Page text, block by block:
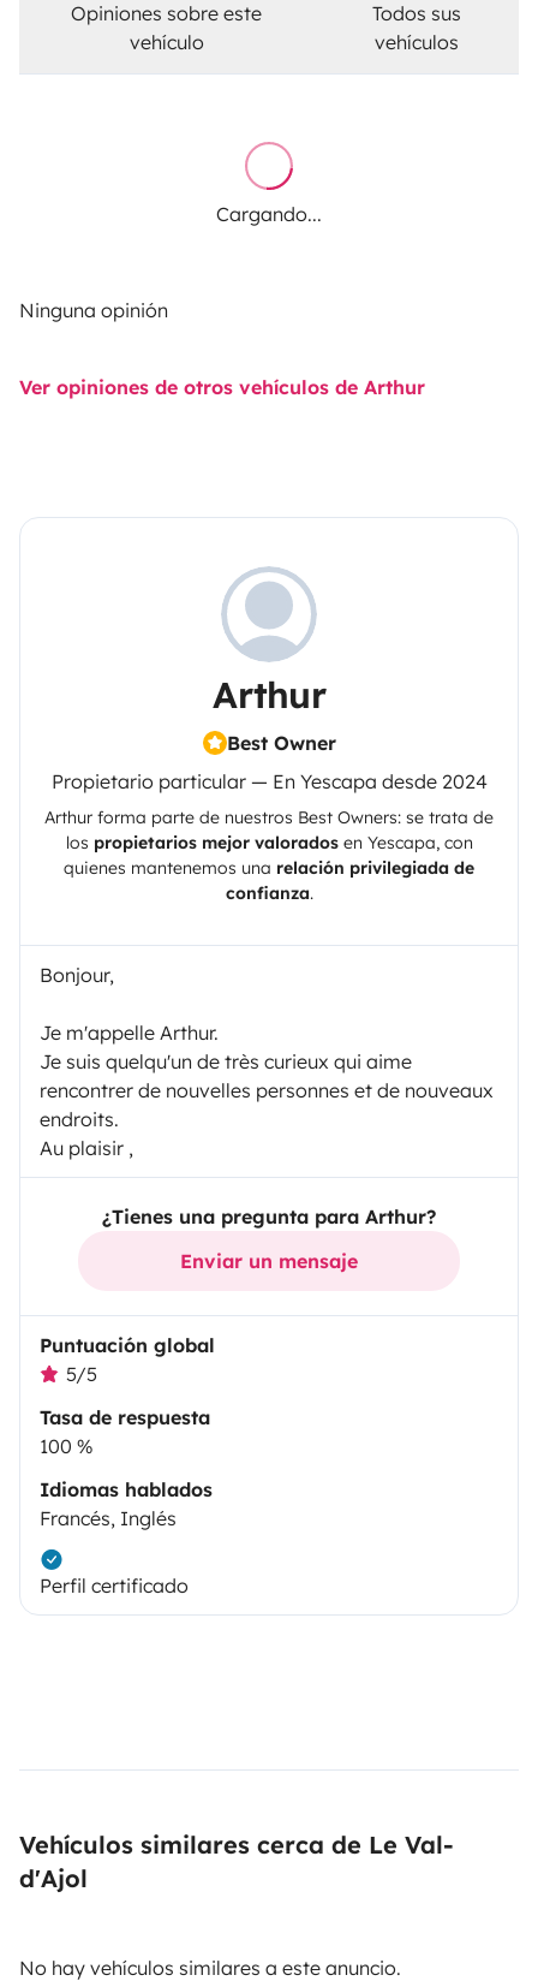
Opiniones sobre este
vehículo
Todos sus
vehículos
Cargando...
Ninguna opinión
Ver opiniones de otros vehículos de Arthur
Arthur
Best Owner
Propietario particular — En Yescapa desde 2024
Arthur forma parte de nuestros Best Owners: se trata de
los propietarios mejor valoradosen Yescapa, con
quienes mantenemos una relación privilegiada de
confianza.
Bonjour,
Je m'appelle Arthur.
Je suis quelqu'un de très curieux qui aime
rencontrer de nouvelles personnes et de nouveaux
endroits.
Au plaisir ,
¿Tienes una pregunta para Arthur?
Enviar un mensaje
Puntuación global
5/5
Tasa de respuesta
100 %
Idiomas hablados
Francés, Inglés
Perfil certificado
Vehículos similares cerca de Le Val-
d'Ajol
No hay vehículos similares a este anuncio.